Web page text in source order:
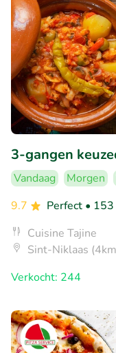
3-gangen
Vandaag Morgen
9.7
Perfect •
Cuisine Tajine
Sint-Niklaas
Verkocht: 244